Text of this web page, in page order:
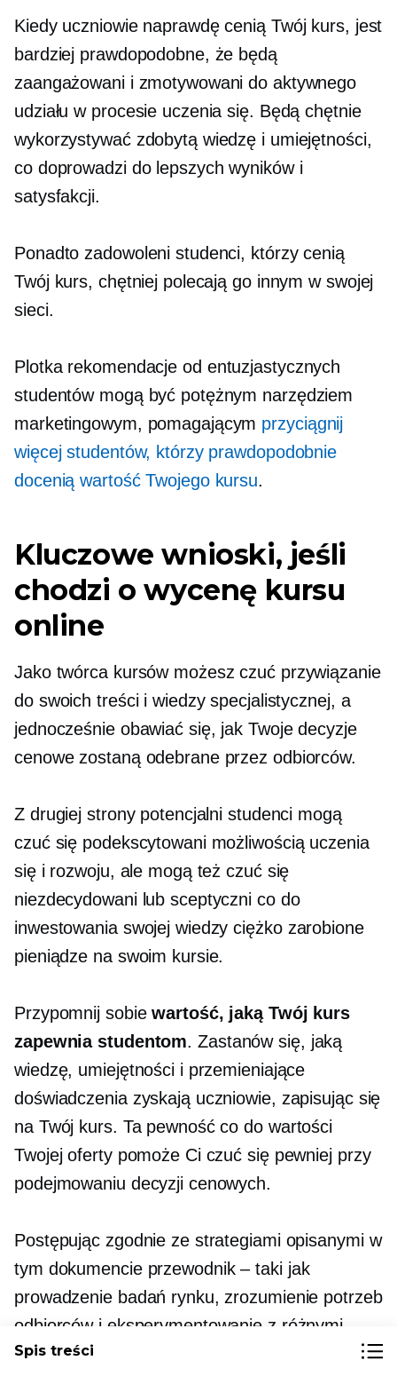
Kiedy uczniowie naprawdę cenią Twój kurs, jest
bardziej prawdopodobne, że będą
zaangażowani i zmotywowani do aktywnego
udziału w procesie uczenia się. Będą chętnie
wykorzystywać zdobytą wiedzę i umiejętności,
co doprowadzi do lepszych wyników i
satysfakcji.
Ponadto zadowoleni studenci, którzy cenią
Twój kurs, chętniej polecają go innym w swojej
sieci.
Plotkarekomendacje od entuzjastycznych
studentów mogą być potężnym narzędziem
marketingowym, pomagającym przyciągnij
więcej studentów, którzy prawdopodobnie
docenią wartość Twojego kursu.
Kluczowe wnioski, jeśli
chodzi o wycenę kursu
online
Jako twórca kursów możesz czuć przywiązanie
do swoich treści i wiedzy specjalistycznej, a
jednocześnie obawiać się, jak Twoje decyzje
cenowe zostaną odebrane przez odbiorców.
Z drugiej strony potencjalni studenci mogą
czuć się podekscytowani możliwością uczenia
się i rozwoju, ale mogą też czuć się
niezdecydowani lub sceptyczni co do
inwestowania swojej wiedzyciężko zarobione
pieniądze na swoim kursie.
Przypomnij sobiewartość, jaką Twój kurs
zapewnia studentom. Zastanów się, jaką
wiedzę, umiejętności i przemieniające
doświadczenia zyskają uczniowie, zapisując się
na Twój kurs. Ta pewność co do wartości
Twojej oferty pomoże Ci czuć się pewniej przy
podejmowaniu decyzji cenowych.
Postępując zgodnie ze strategiami opisanymi w
tym dokumencie przewodnik – takijak
prowadzenie badań rynku, zrozumienie potrzeb
odbiorców i eksperymentowanie z różnymi
cenamimodele – ty
Spis treści